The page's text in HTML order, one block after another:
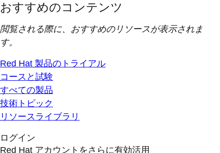
おすすめのコンテンツ
閲覧される際に、おすすめのリソースが表示されま
す。
Red Hat 製品のトライアル
コースと試験
すべての製品
技術トピック
リソースライブラリ
ログイン
Red Hat アカウントをさらに有効活用